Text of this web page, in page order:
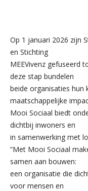
Op 1 januari 2026 zijn
en Stichting
MEEVivenz gefuseerd
deze stap bundelen
beide organisaties hun
maatschappelijke
Mooi Sociaal biedt
dichtbij inwoners en
in samenwerking met
“Met Mooi Sociaal
samen aan bouwen:
een organisatie die
voor mensen en